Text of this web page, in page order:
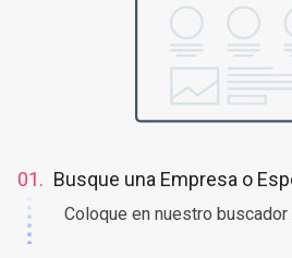
01. Busque una Empresa o
Coloque en nuestro buscador